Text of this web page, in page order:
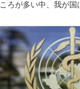
ころが多い中、我が国